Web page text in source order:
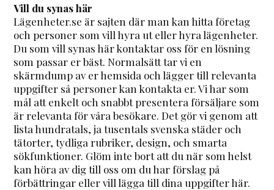
Vill du synas här
Lägenheter.se är sajten där man kan hitta företag
och personer som vill hyra ut eller hyra lägenheter.
Du som vill synas här kontaktar oss för en lösning
som passar er bäst. Normalsätt tar vi en
skärmdump av er hemsida och lägger till relevanta
uppgifter så personer kan kontakta er. Vi har som
mål att enkelt och snabbt presentera försäljare som
är relevanta för våra besökare. Det gör vi genom att
lista hundratals, ja tusentals svenska städer och
tätorter, tydliga rubriker, design, och smarta
sökfunktioner. Glöm inte bort att du när som helst
kan höra av dig till oss om du har förslag på
förbättringar eller vill lägga till dina uppgifter här.